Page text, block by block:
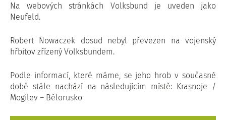
Na webových stránkách Volksbund je uveden jako
Neufeld.
Robert Nowaczek dosud nebyl převezen na vojenský
hřbitov zřízený Volksbundem.
Podle informací, které máme, se jeho hrob v současné
době stále nachází na následujícím místě: Krasnoje /
Mogilev – Bělorusko